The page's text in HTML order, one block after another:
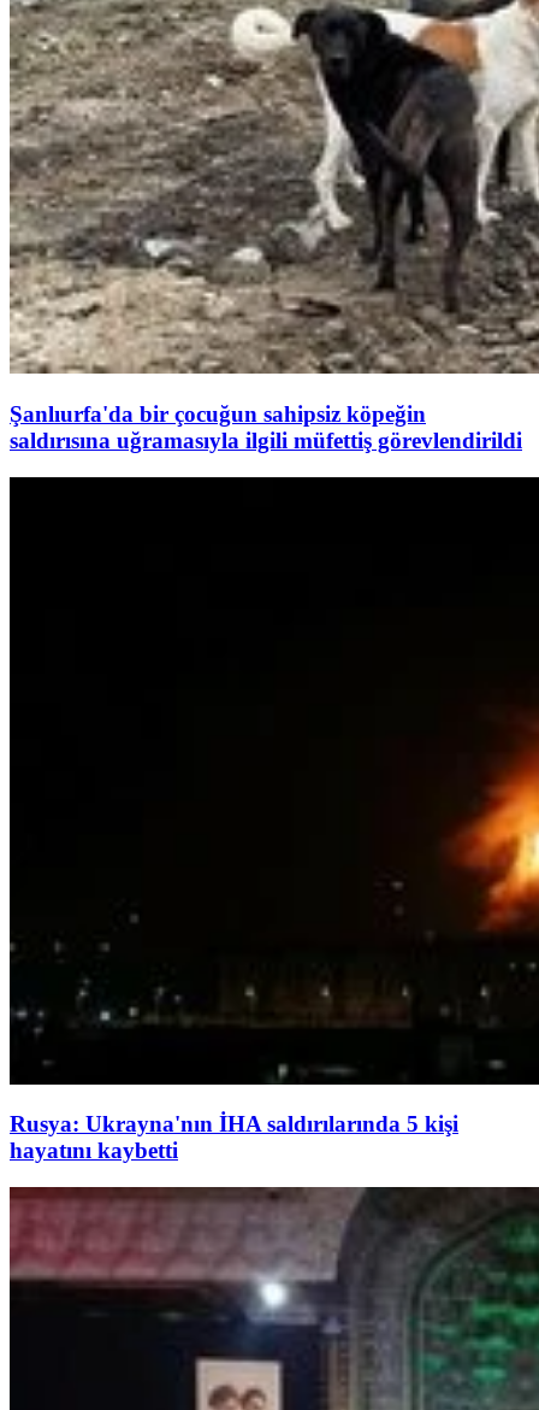
Şanlıurfa'da bir çocuğun sahipsiz köpeğin
saldırısına uğramasıyla ilgili müfettiş görevlendirildi
Rusya: Ukrayna'nın İHA saldırılarında 5 kişi
hayatını kaybetti